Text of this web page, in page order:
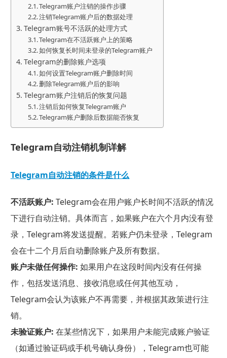
Telegram账户注销的操作步骤
注销Telegram账户后的数据处理
Telegram账号不活跃的处理方式
Telegram在不活跃账户上的策略
如何恢复长时间未登录的Telegram账户
Telegram的删除账户选项
如何设置Telegram账户删除时间
删除Telegram账户后的影响
Telegram账户注销后的恢复问题
注销后如何恢复Telegram账户
Telegram账户删除后数据能否恢复
Telegram自动注销机制详解
Telegram自动注销的条件是什么
不活跃账户: Telegram会在用户账户长时间不活跃的情况
下进行自动注销。具体而言，如果账户在六个月内没有登
录，Telegram将发送提醒。若账户仍未登录，Telegram
会在十二个月后自动删除账户及所有数据。
账户未做任何操作: 如果用户在这段时间内没有任何操
作，包括发送消息、接收消息或任何其他互动，
Telegram会认为该账户不再需要，并根据其政策进行注
销。
未验证账户: 在某些情况下，如果用户未能完成账户验证
（如通过验证码或手机号确认身份），Telegram也可能